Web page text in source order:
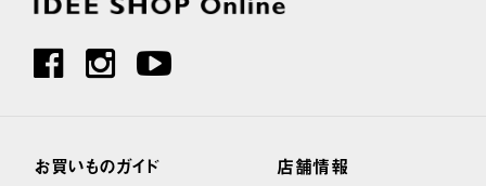
お買いものガイド 店舗情報